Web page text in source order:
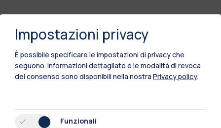
Impostazioni privacy
È possibile specificare le impostazioni di privacy che
seguono. Informazioni dettagliate e le modalità di revoca
del consenso sono disponibili nella nostra Privacy policy.
Funzionali